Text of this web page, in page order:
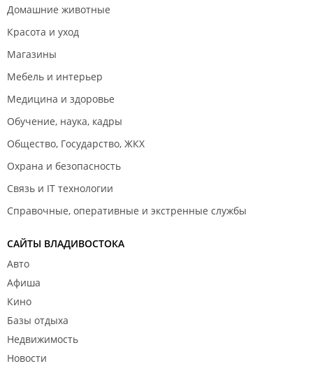
Домашние животные
Красота и уход
Магазины
Мебель и интерьер
Медицина и здоровье
Обучение, наука, кадры
Общество, Государство, ЖКХ
Охрана и безопасность
Связь и IT технологии
Справочные, оперативные и экстренные службы
САЙТЫ ВЛАДИВОСТОКА
Авто
Афиша
Кино
Базы отдыха
Недвижимость
Новости